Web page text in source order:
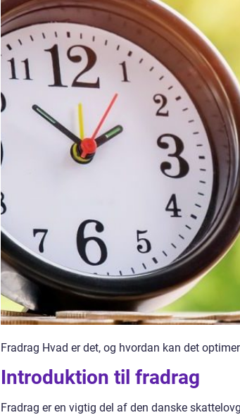
Fradrag Hvad er det, og hvordan kan det
Introduktion til fradrag
Fradrag er en vigtig del af den danske